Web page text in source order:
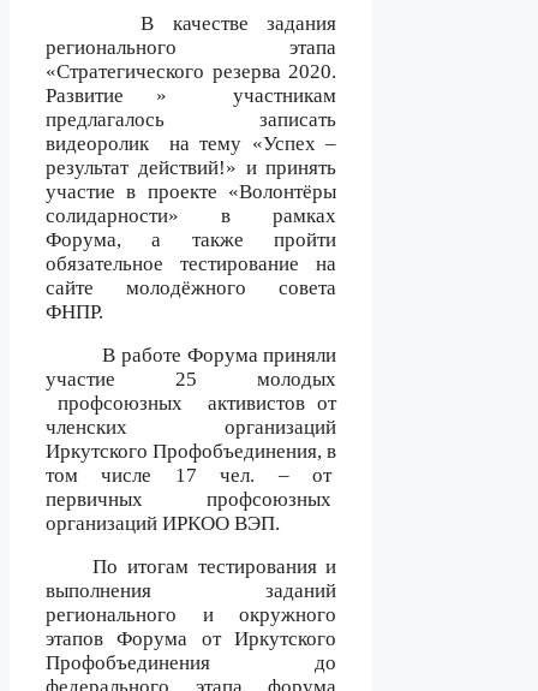
В качестве задания
регионального этапа
«Стратегического резерва 2020.
Развитие »
участникам
предлагалось записать
видеоролик
на тему «Успех –
результат действий!» и принять
участие в проекте «Волонтёры
солидарности» в рамках
Форума, а также пройти
обязательное тестирование на
сайте молодёжного совета
ФНПР.
В работе Форума приняли
участие 25 молодых
профсоюзных
активистов от
членских организаций
Иркутского Профобъединения, в
том числе 17 чел. – от
первичных профсоюзных
организаций ИРКОО ВЭП.
По итогам тестирования и
выполнения заданий
регионального и окружного
этапов Форума от Иркутского
Профобъединения до